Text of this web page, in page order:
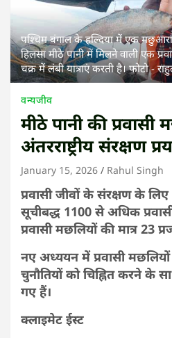
पश्चिम बंगाल के हल्दिया में एक
हिलसा मीठे पानी में मिलने वाली एक
चक्र में लंबी यात्राएं करती है। फोटो -
वन्यजीव
मीठे पानी की
अंतरराष्ट्रीय संरक्षण
January 15, 2026 Rahul Singh
प्रवासी जीवों के संरक्षण के लिए
सूचीबद्ध 1100 से अधिक
प्रवासी मछलियों की मात्र 23
नए अध्ययन में प्रवासी
चुनौतियों को चिह्नित करने के
गए हैं।
क्लाइमेट ईस्ट